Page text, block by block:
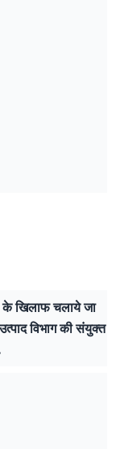
के खिलाफ चलाये जा
विभाग की संयुक्त